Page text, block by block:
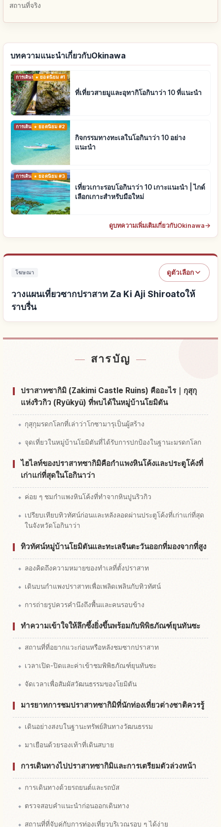
สถานที่จริง
บทความแนะนำเกี่ยวกับOkinawa
การเดินทาง ยอดนิยม #1
ที่เที่ยวสายมูและอุทากิโอกินาว่า 10 ที่แนะนำ
การเดินทางยอดนิยม #2
กิจกรรมทางทะเลในโอกินาว่า 10 อย่าง
แนะนำ
การเดินทางยอดนิยม #3
เที่ยวเกาะรอบโอกินาว่า 10 เกาะแนะนำ | ไกด์
เลือกเกาะสำหรับมือใหม่
ดูบทความเพิ่มเติมเกี่ยวกับOkinawa→
โฆษณา ดูตัวเลือก
วางแผนเที่ยวซากปราสาท Za Ki Aji Shiroatoให้
ราบรื่น
สารบัญ
ปราสาทซากิมิ (Zakimi Castle Ruins) คืออะไร｜กุสุกุ
แห่งริวกิว (Ryūkyū) ที่พบได้ในหมู่บ้านโยมิตัน
กุสุกุมรดกโลกที่เล่าว่าโกซามารุเป็นผู้สร้าง
จุดเที่ยวในหมู่บ้านโยมิตันที่ได้รับการปกป้องในฐานะมรดกโลก
ไฮไลท์ของปราสาทซากิมิคือกำแพงหินโค้งและประตูโค้งที่
เก่าแก่ที่สุดในโอกินาว่า
ค่อย ๆ ชมกำแพงหินโค้งที่ทำจากหินปูนริวกิว
เปรียบเทียบทิวทัศน์ก่อนและหลังลอดผ่านประตูโค้งที่เก่าแก่ที่สุด
ในจังหวัดโอกินาว่า
ทิวทัศน์หมู่บ้านโยมิตันและทะเลจีนตะวันออกที่มองจากที่สูง
ลองคิดถึงความหมายของทำเลที่ตั้งปราสาท
เดินบนกำแพงปราสาทเพื่อเพลิดเพลินกับทิวทัศน์
การถ่ายรูปควรคำนึงถึงพื้นและคนรอบข้าง
ทำความเข้าใจให้ลึกซึ้งยิ่งขึ้นพร้อมกับพิพิธภัณฑ์ยุนทันซะ
สถานที่ที่อยากแวะก่อนหรือหลังชมซากปราสาท
เวลาเปิด-ปิดและค่าเข้าชมพิพิธภัณฑ์ยุนทันซะ
จัดเวลาเพื่อสัมผัสวัฒนธรรมของโยมิตัน
มารยาทการชมปราสาทซากิมิที่นักท่องเที่ยวต่างชาติควรรู้
เดินอย่างสงบในฐานะทรัพย์สินทางวัฒนธรรม
มาเยือนด้วยรองเท้าที่เดินสบาย
การเดินทางไปปราสาทซากิมิและการเตรียมตัวล่วงหน้า
การเดินทางด้วยรถยนต์และรถบัส
ตรวจสอบคำแนะนำก่อนออกเดินทาง
สถานที่ที่จับคู่กับการท่องเที่ยวบริเวณรอบ ๆ ได้ง่าย